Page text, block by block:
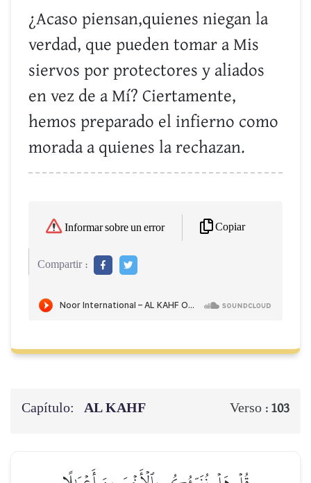
¿Acaso piensan,quienes niegan la
verdad, que pueden tomar a Mis
siervos por protectores y aliados
en vez de a Mí? Ciertamente,
hemos preparado el infierno como
morada a quienes la rechazan.
Informar sobre un error Copiar
Compartir :
Capítulo: AL KAHF Verso : 103